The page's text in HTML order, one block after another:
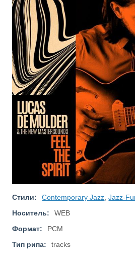
Стили: Contemporary Jazz ,Jazz-
Носитель:
WEB
Формат:
PCM
Тип рипа:
tracks